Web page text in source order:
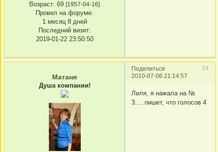
Возраст: 69 [1957-04-16]
Провел на форуме:
1 месяц 8 дней
Последний визит:
2019-01-22 23:50:50
Поделиться
14
2010-07-06 21:14:57
Матаня
Душа компании!
Лиля, я нажала на №
3.....пишет, что голосов 4